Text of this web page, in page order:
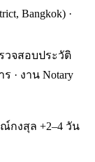
Bangkok) ·
วจสอบประวัติ
· งาน Notary
กงสุล +2–4 วัน